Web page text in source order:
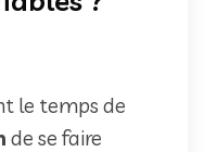
le temps de
de se faire